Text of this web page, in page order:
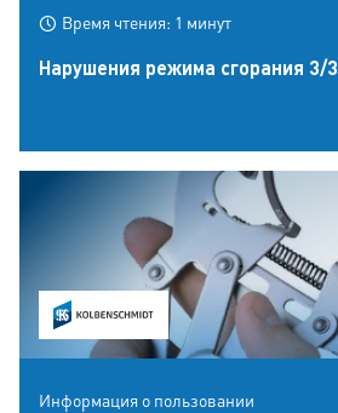
Время чтения: 1 минут
Hарушения режима сгорания 3/3
Информация о пользовании